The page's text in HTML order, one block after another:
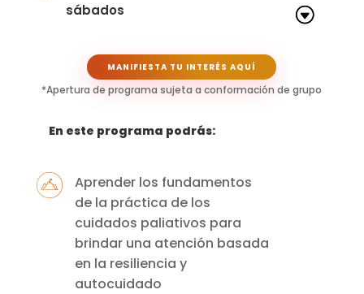
sábados
MANIFIESTA TU INTERÉS AQUÍ
*Apertura de programa sujeta a conformación de grupo
En este programa podrás:
Aprender los fundamentos
de la práctica de los
cuidados paliativos para
brindar una atención basada
en la resiliencia y
autocuidado